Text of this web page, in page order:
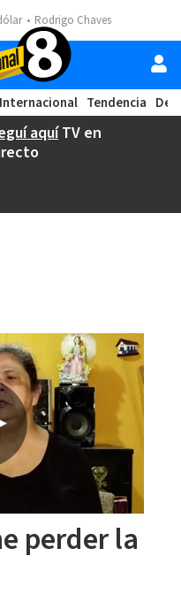
Rodrigo Chaves
Internacional Tendencia
aquíTV en
perder la